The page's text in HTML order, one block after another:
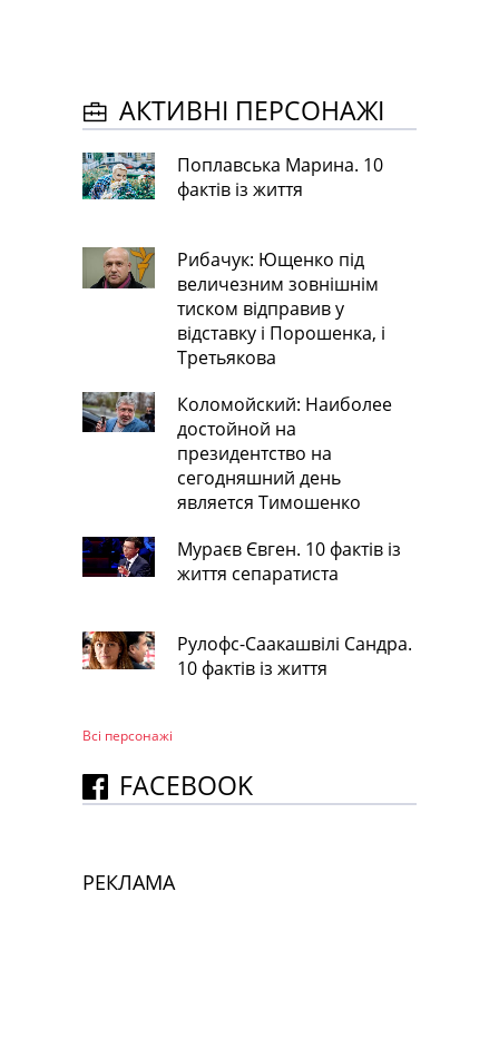
АКТИВНІ ПЕРСОНАЖІ
Поплавська Марина. 10
фактів із життя
Рибачук: Ющенко під
величезним зовнішнім
тиском відправив у
відставку і Порошенка, і
Третьякова
Коломойский: Наиболее
достойной на
президентство на
сегодняшний день
является Тимошенко
Мураєв Євген. 10 фактів із
життя сепаратиста
Рулофс-Саакашвілі Сандра.
10 фактів із життя
Всі персонажi
FACEBOOK
РЕКЛАМА